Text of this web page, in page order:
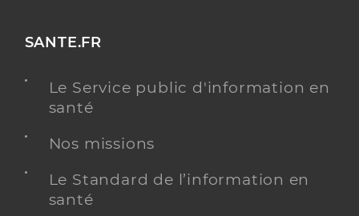
SANTE.FR
Le Service public d'information en
santé
Nos missions
Le Standard de l’information en
santé